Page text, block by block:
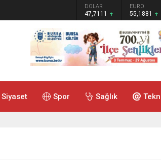
DOLAR
47,7111
EURO
55,1881
Siyaset Spor Sağlık